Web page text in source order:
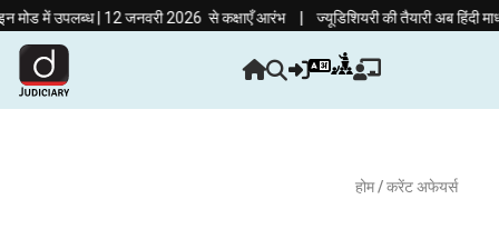
| 12 जनवरी 2026 से कक्षाएँ आरंभ|ज्यूडिशियरी की तैयारी अब हिंदी माध्यम
होम/ करेंट अफेयर्स